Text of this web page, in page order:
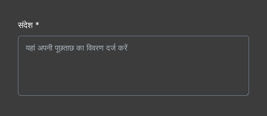
संदेश *